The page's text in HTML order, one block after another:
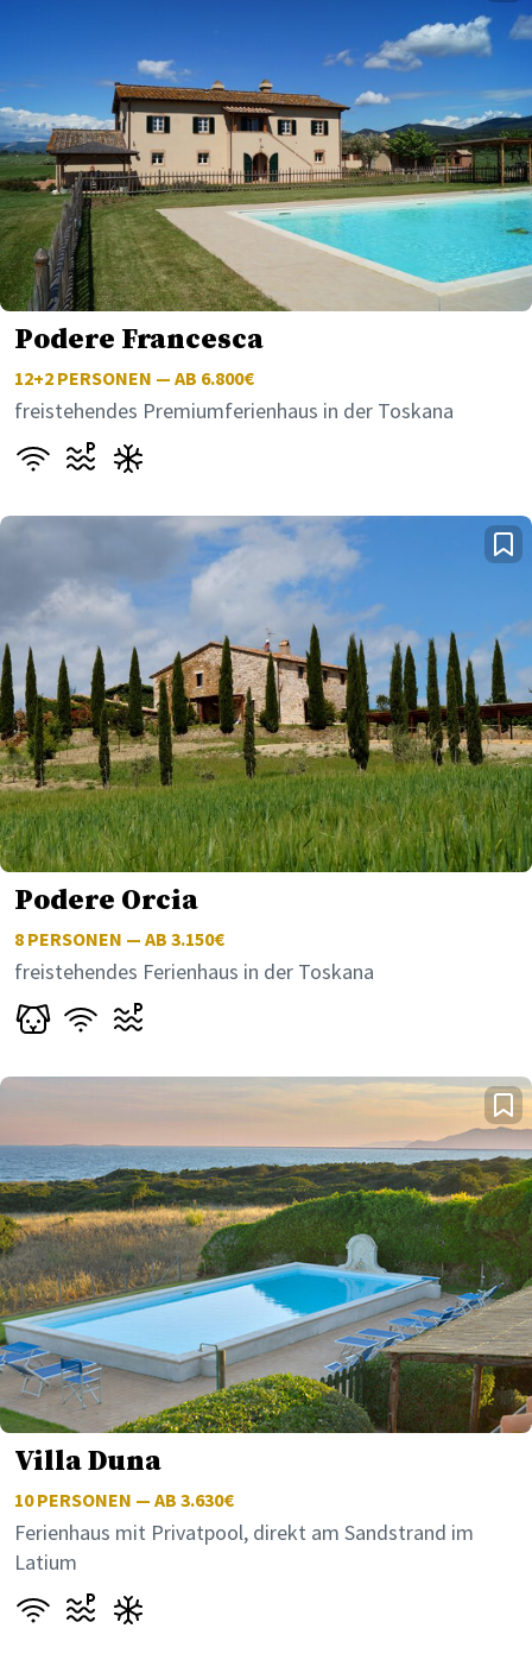
Podere Francesca
12+2 PERSONEN — AB 6.800€
freistehendes Premiumferienhaus in der Toskana
Podere Orcia
8 PERSONEN — AB 3.150€
freistehendes Ferienhaus in der Toskana
Villa Duna
10PERSONEN — AB 3.630€
Ferienhaus mit Privatpool, direkt am Sandstrand im
Latium